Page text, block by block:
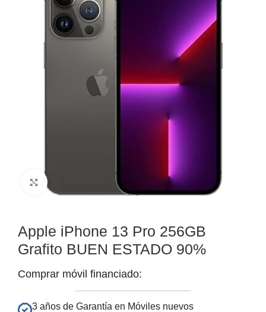
Clic para ampliar
Apple iPhone 13 Pro 256GB
Grafito BUEN ESTADO 90%
Comprar móvil financiado:
3 años de Garantía en Móviles nuevos